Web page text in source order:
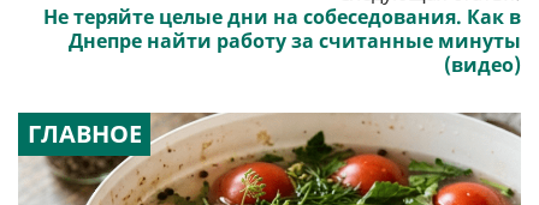
Не теряйте целые дни на собеседования. Как в
Днепре найти работу за считанные минуты
(видео)
ГЛАВНОЕ